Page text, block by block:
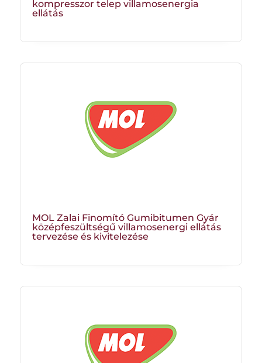
kompresszor telep villamosenergia
ellátás
MOL Zalai Finomító Gumibitumen Gyár
középfeszültségű villamosenergi ellátás
tervezése és kivitelezése